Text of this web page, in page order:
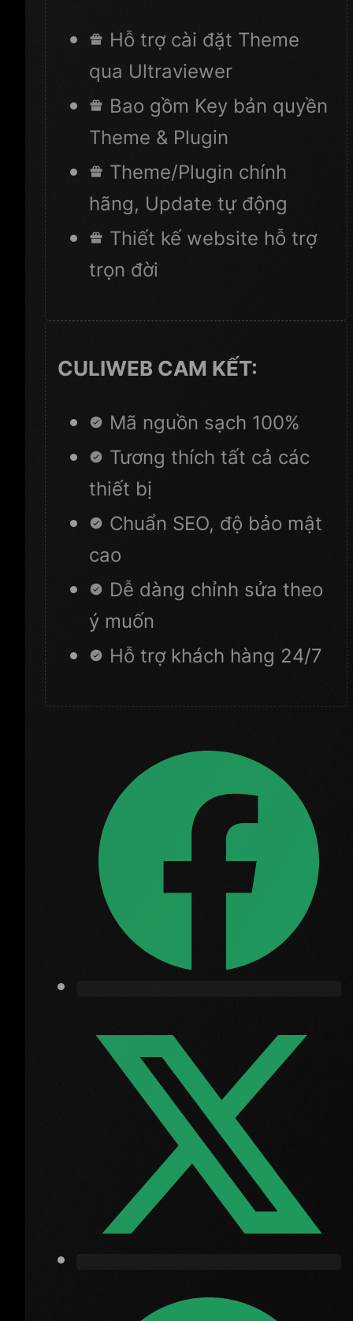
Hỗ trợ cài đặt Theme
qua Ultraviewer
Bao gồm Key bản quyền
Theme & Plugin
Theme/Plugin chính
hãng, Update tự động
Thiết kế website hỗ trợ
trọn đời
CULIWEB CAM KẾT:
Mã nguồn sạch 100%
Tương thích tất cả các
thiết bị
Chuẩn SEO, độ bảo mật
cao
Dễ dàng chỉnh sửa theo
ý muốn
Hỗ trợ khách hàng 24/7